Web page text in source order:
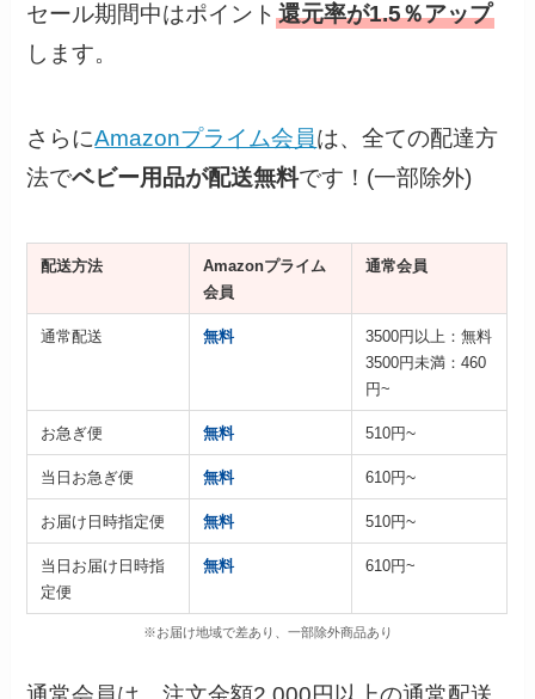
セール期間中はポイント還元率が1.5％アップ
します。
さらにAmazonプライム会員は、全ての配達方
法でベビー用品が配送無料です！(一部除外)
配送方法
Amazonプライム
会員
通常会員
通常配送 無料
3500円以上：無料
3500円未満：460
円~
お急ぎ便 無料 510円~
当日お急ぎ便 無料 610円~
お届け日時指定便 無料 510円~
当日お届け日時指
定便
無料 610円~
※お届け地域で差あり、一部除外商品あり